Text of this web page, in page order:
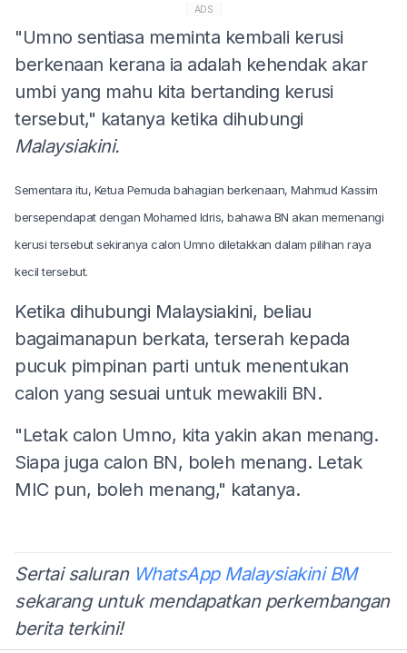
ADS
"Umno sentiasa meminta kembali kerusi
berkenaan kerana ia adalah kehendak akar
umbi yang mahu kita bertanding kerusi
tersebut," katanya ketika dihubungi
Malaysiakini.
Sementara itu, Ketua Pemuda bahagian berkenaan, Mahmud Kassim
bersependapat dengan Mohamed Idris, bahawa BN akan memenangi
kerusi tersebut sekiranya calon Umno diletakkan dalam pilihan raya
kecil tersebut.
Ketika dihubungi Malaysiakini, beliau
bagaimanapun berkata, terserah kepada
pucuk pimpinan parti untuk menentukan
calon yang sesuai untuk mewakili BN.
"Letak calon Umno, kita yakin akan menang.
Siapa juga calon BN, boleh menang. Letak
MIC pun, boleh menang," katanya.
Sertai saluran WhatsApp Malaysiakini BM
sekarang untuk mendapatkan perkembangan
berita terkini!